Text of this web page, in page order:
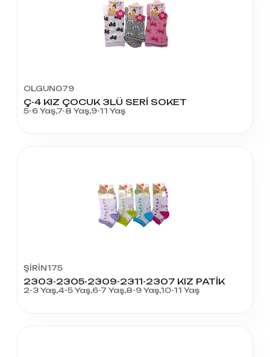
OLGUN079
Ç-4 KIZ ÇOCUK 3LÜ SERİ SOKET
5-6 Yaş,7-8 Yaş,9-11 Yaş
ŞİRİN175
2303-2305-2309-2311-2307 KIZ PATİK
2-3 Yaş,4-5 Yaş,6-7 Yaş,8-9 Yaş,10-11 Yaş